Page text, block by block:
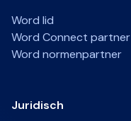
Word lid
Word Connect partner
Word normenpartner
Juridisch